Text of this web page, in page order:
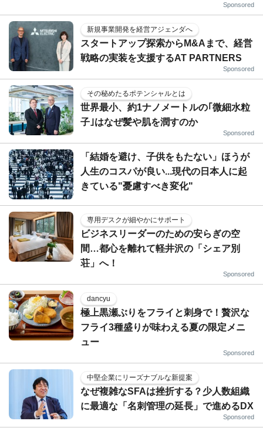
Sponsored
新規事業開発を経営アジェンダへ
スタートアップ探索からM&Aまで、経営
戦略の実装を支援するAT PARTNERS
Sponsored
その秘めたるポテンシャルとは
世界最小、約1ナノメートルの｢微細水粒
子｣はなぜ髪や肌を潤すのか
Sponsored
「結婚を避け、子供をもたない」ほうが
人生のコスパが良い...現代の日本人に起
きている"憂慮すべき変化"
専用デスクが細やかにサポート
ビジネスリーダーのための安らぎの空
間…都心を離れて軽井沢の「シェア別
荘」へ！
Sponsored
dancyu
極上黒瀬ぶりをフライと刺身で！贅沢な
フライ3種盛りが味わえる夏の限定メニ
ュー
Sponsored
中堅企業にリーズナブルな新提案
なぜ複雑なSFAは挫折する？少人数組織
に最適な「名刺管理の延長」で進めるDX
Sponsored